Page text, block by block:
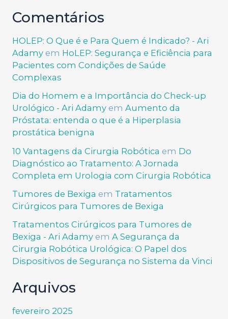
Comentários
HOLEP: O Que é e Para Quem é Indicado? - Ari
Adamyem HoLEP: Segurança e Eficiência para
Pacientes com Condições de Saúde
Complexas
Dia do Homem e a Importância do Check-up
Urológico - Ari Adamyem Aumento da
Próstata: entenda o que é a Hiperplasia
prostática benigna
10 Vantagens da Cirurgia Robótica em Do
Diagnóstico ao Tratamento: A Jornada
Completa em Urologia com Cirurgia Robótica
Tumores de Bexiga em Tratamentos
Cirúrgicos para Tumores de Bexiga
Tratamentos Cirúrgicos para Tumores de
Bexiga - Ari Adamyem A Segurança da
Cirurgia Robótica Urológica: O Papel dos
Dispositivos de Segurança no Sistema da Vinci
Arquivos
fevereiro 2025